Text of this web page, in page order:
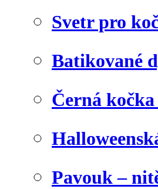
Svetr pro
Batikované
Černá
Pavouk –